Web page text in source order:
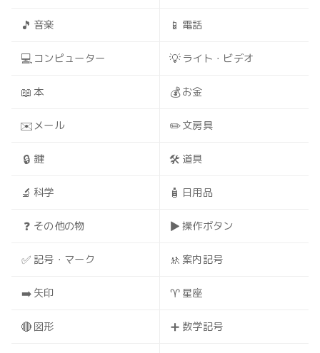
🎵 音楽 📱 電話
💻 コンピューター 💡 ライト・ビデオ
📖 本 💰お金
✉️ メール ✏️文房具
🔒 鍵 🛠️ 道具
🔬 科学 🧴 日用品
❓ その他の物 ▶️ 操作ボタン
✅ 記号・マーク 🚸 案内記号
➡️ 矢印 ♈ 星座
🔴 図形 ➕ 数学記号